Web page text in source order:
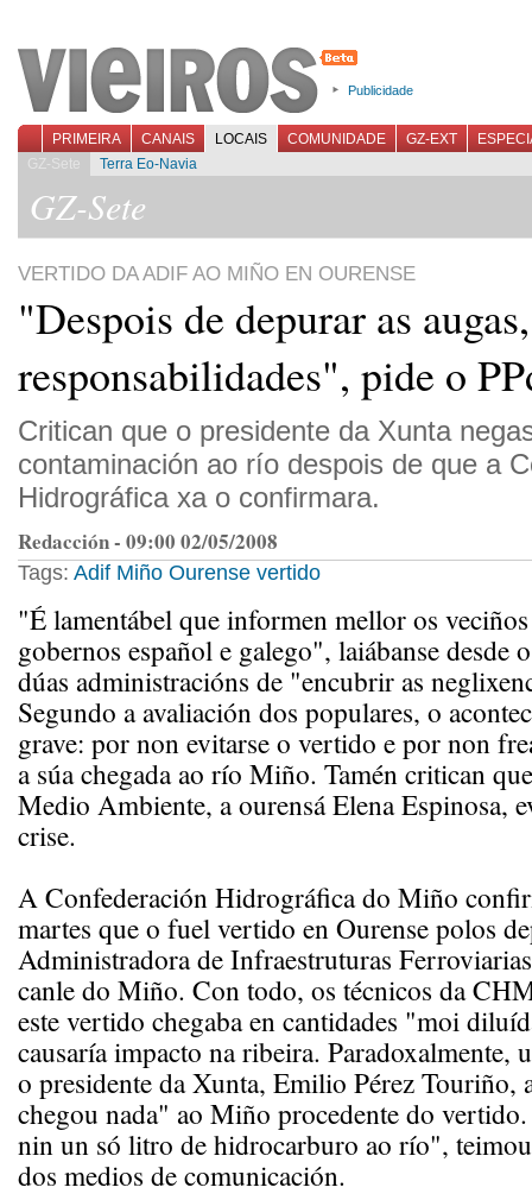
Publicidade
PRIMEIRA CANAIS LOCAIS COMUNIDADE GZ-EXT
GZ-Sete
Terra Eo-Navia
GZ-Sete
VERTIDO DA ADIF AO MIÑO EN OURENSE
"Despois de depurar as
responsabilidades", pide o
Critican que o presidente da Xunta
contaminación ao río despois de que a
Hidrográfica xa o confirmara.
Redacción - 09:00 02/05/2008
Tags: Adif Miño Ourense vertido
"É lamentábel que informen mellor os
gobernos español e galego", laiábanse desde
dúas administracións de "encubrir as
Segundo a avaliación dos populares, o
grave: por non evitarse o vertido e por non
a súa chegada ao río Miño. Tamén critican
Medio Ambiente, a ourensá Elena Espinosa,
crise.
A Confederación Hidrográfica do Miño
martes que o fuel vertido en Ourense polos
Administradora de Infraestruturas
canle do Miño. Con todo, os técnicos da
este vertido chegaba en cantidades "moi
causaría impacto na ribeira. Paradoxalmente,
o presidente da Xunta, Emilio Pérez Touriño,
chegou nada" ao Miño procedente do
nin un só litro de hidrocarburo ao río",
dos medios de comunicación.